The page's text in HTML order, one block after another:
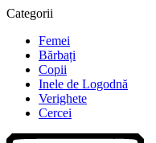
Categorii
Femei
Bărbați
Copii
Inele de Logodnă
Verighete
Cercei